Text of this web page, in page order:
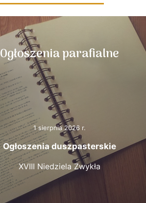
Ogłoszenia parafialne
1 sierpnia 2026 r.
Ogłoszenia duszpasterskie
XVIII Niedziela Zwykła